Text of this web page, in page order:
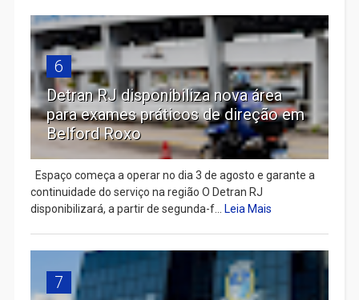
6
Detran RJ disponibiliza nova área
para exames práticos de direção em
Belford Roxo
Espaço começa a operar no dia 3 de agosto e garante a
continuidade do serviço na região O Detran RJ
disponibilizará, a partir de segunda-f...
Leia Mais
7